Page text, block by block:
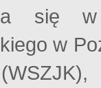
się
w